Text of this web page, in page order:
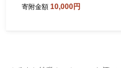
縄】【60営業日以内に発
寄附金額 10,000円